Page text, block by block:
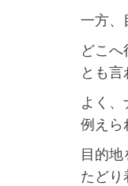
一方、
どこへ
とも言
よく
例えら
目的
たどり